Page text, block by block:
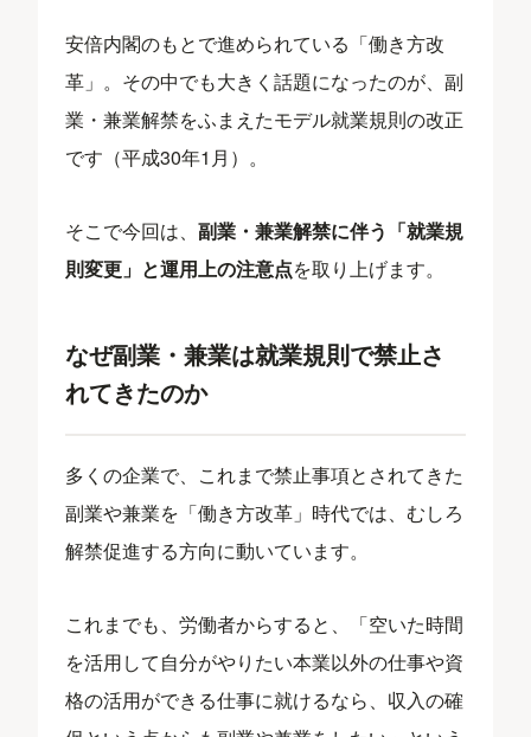
安倍内閣のもとで進められている「働き方改
革」。その中でも大きく話題になったのが、副
業・兼業解禁をふまえたモデル就業規則の改正
です（平成30年1月）。
そこで今回は、副業・兼業解禁に伴う「就業規
則変更」 と運用上の注意点を取り上げます。
なぜ副業・兼業は就業規則で禁止さ
れてきたのか
多くの企業で、これまで禁止事項とされてきた
副業や兼業を「働き方改革」時代では、むしろ
解禁促進する方向に動いています。
これまでも、労働者からすると、「空いた時間
を活用して自分がやりたい本業以外の仕事や資
格の活用ができる仕事に就けるなら、収入の確